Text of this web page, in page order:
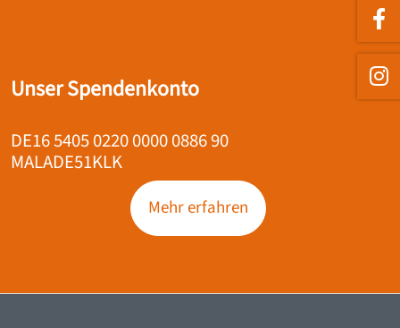
Unser Spendenkonto
DE16 5405 0220 0000 0886 90
MALADE51KLK
Mehr erfahren